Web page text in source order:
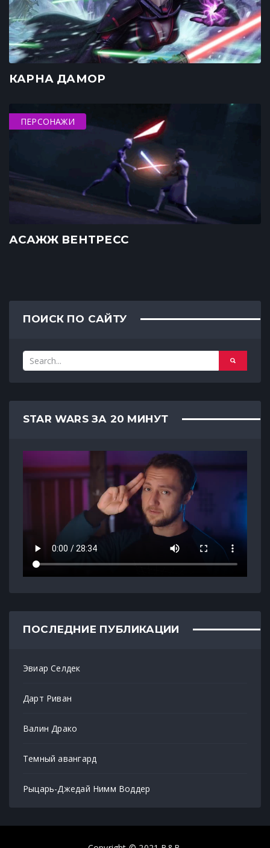
КАРНА ДАМОР
ПЕРСОНАЖИ
АСАЖЖ ВЕНТРЕСС
ПОИСК ПО САЙТУ
STAR WARS ЗА 20 МИНУТ
ПОСЛЕДНИЕ ПУБЛИКАЦИИ
Эвиар Селдек
Дарт Риван
Валин Драко
Темный авангард
Рыцарь-Джедай Нимм Воддер